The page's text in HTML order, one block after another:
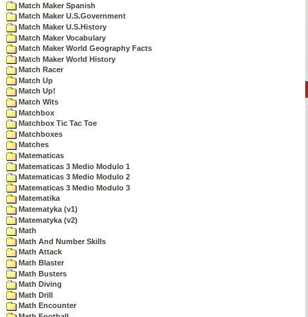
Match Maker Spanish
Match Maker U.S.Government
Match Maker U.S.History
Match Maker Vocabulary
Match Maker World Geography Facts
Match Maker World History
Match Racer
Match Up
Match Up!
Match Wits
Matchbox
Matchbox Tic Tac Toe
Matchboxes
Matches
Matematicas
Matematicas 3 Medio Modulo 1
Matematicas 3 Medio Modulo 2
Matematicas 3 Medio Modulo 3
Matematika
Matematyka (v1)
Matematyka (v2)
Math
Math And Number Skills
Math Attack
Math Blaster
Math Busters
Math Diving
Math Drill
Math Encounter